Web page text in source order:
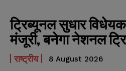
ट्रिब्यूनल सुधार
मंजूरी, बनेगा नेशनल
राष्ट्रीय 8 August 2026